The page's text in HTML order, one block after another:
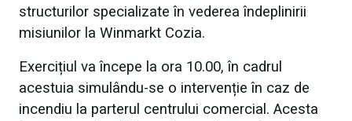
structurilor specializate în vederea îndeplinirii
misiunilor la Winmarkt Cozia.
Exercițiul va începe la ora 10.00, în cadrul
acestuia simulându-se o intervenție în caz de
incendiu la parterul centrului comercial. Acesta